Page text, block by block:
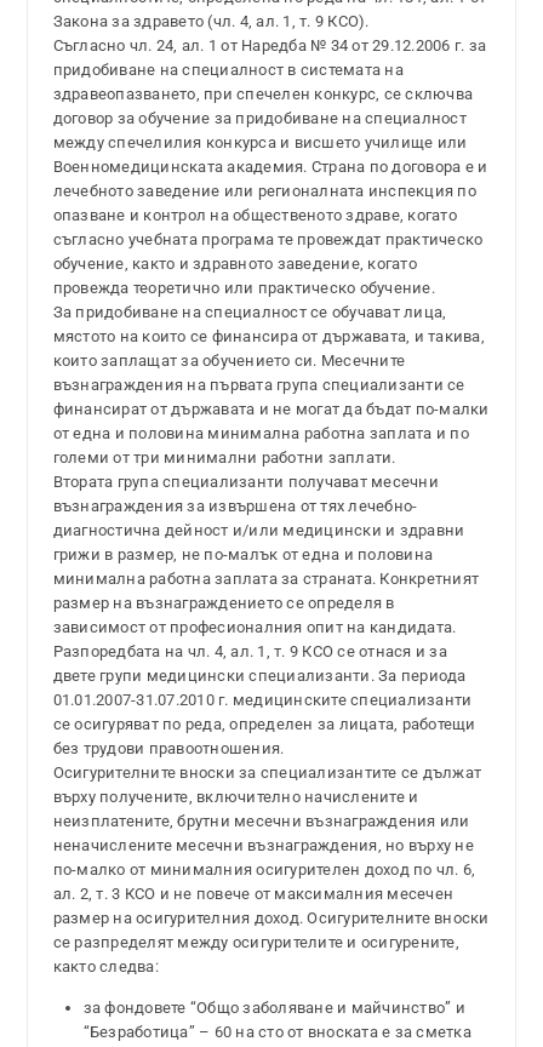
Закона за здравето (чл. 4, ал. 1, т. 9 КСО).
Съгласно чл. 24, ал. 1 от Наредба № 34 от 29.12.2006 г. за
придобиване на специалност в системата на
здравеопазването, при спечелен конкурс, се сключва
договор за обучение за придобиване на специалност
между спечелилия конкурса и висшето училище или
Военномедицинската академия. Страна по договора е и
лечебното заведение или регионалната инспекция по
опазване и контрол на общественото здраве, когато
съгласно учебната програма те провеждат практическо
обучение, както и здравното заведение, когато
провежда теоретично или практическо обучение.
За придобиване на специалност се обучават лица,
мястото на които се финансира от държавата, и такива,
които заплащат за обучението си. Месечните
възнаграждения на първата група специализанти се
финансират от държавата и не могат да бъдат по-малки
от една и половина минимална работна заплата и по
големи от три минимални работни заплати.
Втората група специализанти получават месечни
възнаграждения за извършена от тях лечебно-
диагностична дейност и/или медицински и здравни
грижи в размер, не по-малък от една и половина
минимална работна заплата за страната. Конкретният
размер на възнаграждението се определя в
зависимост от професионалния опит на кандидата.
Разпоредбата на чл. 4, ал. 1, т. 9 КСО се отнася и за
двете групи медицински специализанти. За периода
01.01.2007-31.07.2010 г. медицинските специализанти
се осигуряват по реда, определен за лицата, работещи
без трудови правоотношения.
Осигурителните вноски за специализантите се дължат
върху получените, включително начислените и
неизплатените, брутни месечни възнаграждения или
неначислените месечни възнаграждения, но върху не
по-малко от минималния осигурителен доход по чл. 6,
ал. 2, т. 3 КСО и не повече от максималния месечен
размер на осигурителния доход. Осигурителните вноски
се разпределят между осигурителите и осигурените,
както следва:
за фондовете “Общо заболяване и майчинство” и
“Безработица” – 60 на сто от вноската е за сметка